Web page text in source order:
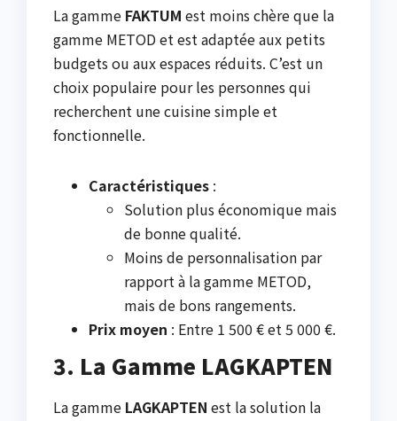
La gamme FAKTUM est moins chère que la
gamme METOD et est adaptée aux petits
budgets ou aux espaces réduits. C’est un
choix populaire pour les personnes qui
recherchent une cuisine simple et
fonctionnelle.
Caractéristiques :
Solution plus économique mais
de bonne qualité.
Moins de personnalisation par
rapport à la gamme METOD,
mais de bons rangements.
Prix moyen : Entre 1 500 € et 5 000 €.
3. La Gamme LAGKAPTEN
La gamme LAGKAPTEN est la solution la